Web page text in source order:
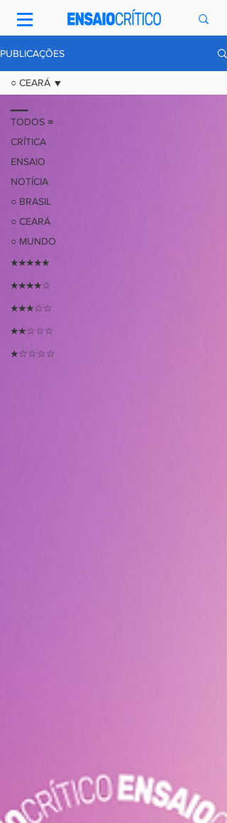
PUBLICAÇÕES
━━━
TODOS ≡
CRÍTICA
ENSAIO
NOTÍCIA
○ BRASIL
○ CEARÁ
○ MUNDO
★★★★★
★★★★☆
★★★☆☆
★★☆☆☆
★☆☆☆☆
○ CEARÁ